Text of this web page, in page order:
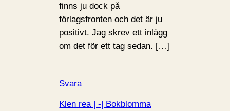
finns ju dock på
förlagsfronten och det är ju
positivt. Jag skrev ett inlägg
om det för ett tag sedan. […]
Svara
Klen rea | -| Bokblomma